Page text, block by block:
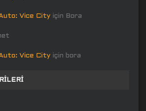
Vice City için Bora
Vice City için bora